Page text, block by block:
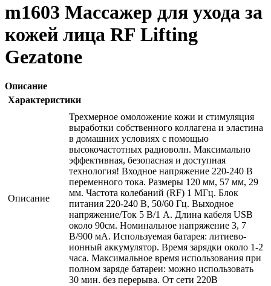
m1603 Массажер для ухода за
кожей лица RF Lifting
Gezatone
Описание
Характеристики
Описание
Трехмерное омоложение кожи и стимуляция
выработки собственного коллагена и эластина
в домашних условиях с помощью
высокочастотных радиоволн. Максимально
эффективная, безопасная и доступная
технология! Входное напряжение 220-240 В
переменного тока. Размеры 120 мм, 57 мм, 29
мм. Частота колебаний (RF) 1 МГц. Блок
питания 220-240 В, 50/60 Гц. Выходное
напряжение/Ток 5 В/1 А. Длина кабеля USB
около 90см. Номинальное напряжение 3, 7
В/900 мА. Используемая батарея: литиево-
ионный аккумулятор. Время зарядки около 1-2
часа. Максимальное время использования при
полном заряде батареи: можно использовать
30 мин. без перерыва. От сети 220В